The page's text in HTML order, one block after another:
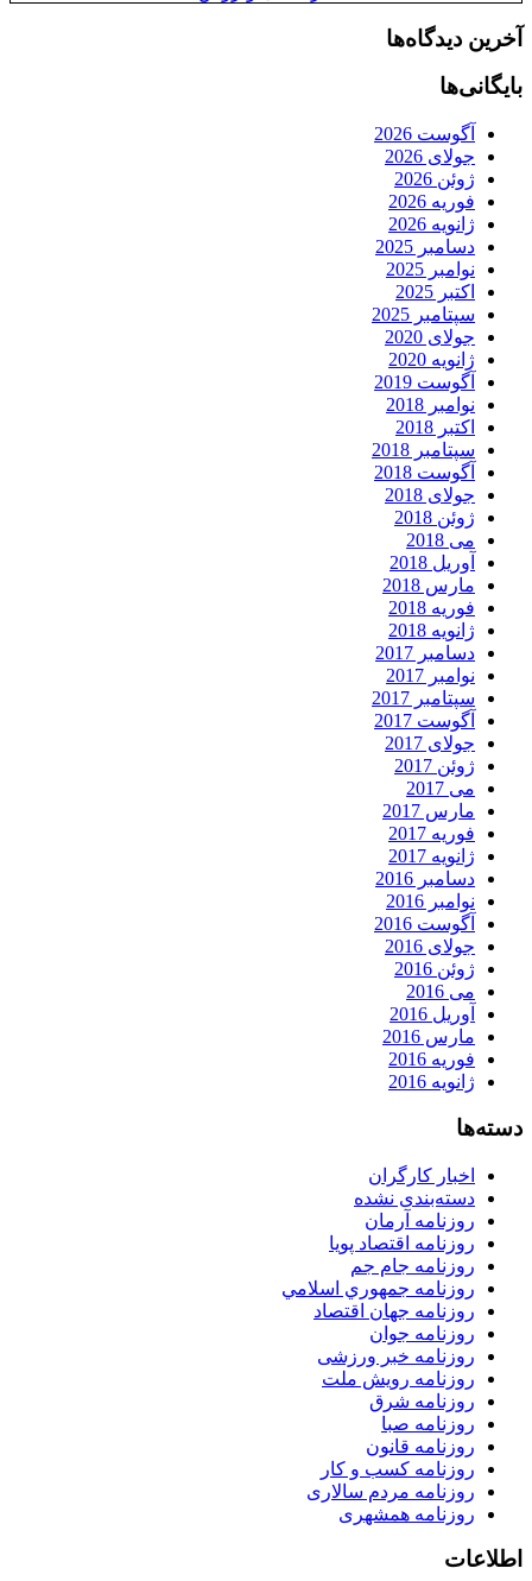
آخرین دیدگاه‌ها
بایگانی‌ها
آگوست 2026
جولای 2026
ژوئن 2026
فوریه 2026
ژانویه 2026
دسامبر 2025
نوامبر 2025
اکتبر 2025
سپتامبر 2025
جولای 2020
ژانویه 2020
آگوست 2019
نوامبر 2018
اکتبر 2018
سپتامبر 2018
آگوست 2018
جولای 2018
ژوئن 2018
می 2018
آوریل 2018
مارس 2018
فوریه 2018
ژانویه 2018
دسامبر 2017
نوامبر 2017
سپتامبر 2017
آگوست 2017
جولای 2017
ژوئن 2017
می 2017
مارس 2017
فوریه 2017
ژانویه 2017
دسامبر 2016
نوامبر 2016
آگوست 2016
جولای 2016
ژوئن 2016
می 2016
آوریل 2016
مارس 2016
فوریه 2016
ژانویه 2016
دسته‌ها
اخبار کارگران
دسته‌بندی نشده
روزنامه آرمان
روزنامه اقتصاد پویا
روزنامه جام جم
روزنامه جمهوري اسلامي
روزنامه جهان اقتصاد
روزنامه جوان
روزنامه خبر ورزشى
روزنامه رویش ملت
روزنامه شرق
روزنامه صبا
روزنامه قانون
روزنامه كسب و كار
روزنامه مردم سالاری
روزنامه همشهری
اطلاعات